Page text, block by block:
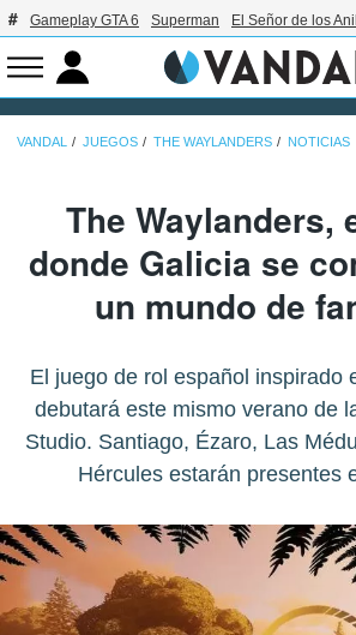
Gameplay GTA 6 Superman El Señor de los
VANDAL JUEGOS THE WAYLANDERS NOTICIAS
The Waylanders,
donde Galicia se
un mundo de
El juego de rol español inspirado
debutará este mismo verano de
Studio. Santiago, Ézaro, Las
Hércules estarán presentes